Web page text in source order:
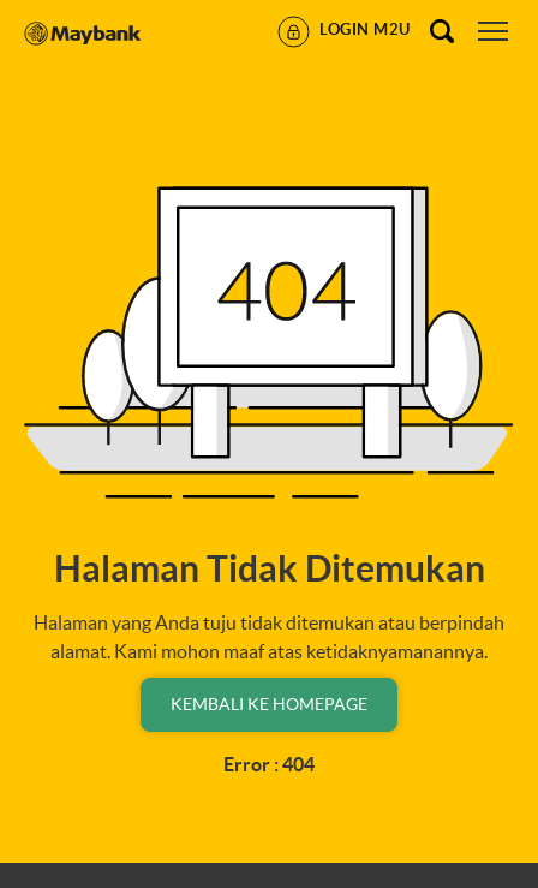
LOGIN M2U
Halaman Tidak Ditemukan
Halaman yang Anda tuju tidak ditemukan atau berpindah
alamat. Kami mohon maaf atas ketidaknyamanannya.
KEMBALI KE HOMEPAGE
Error : 404